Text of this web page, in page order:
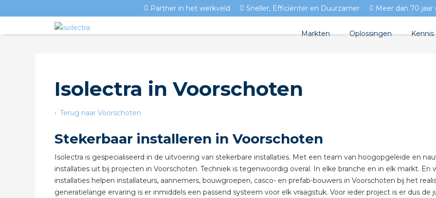
Isolectra in Voorschoten
Terug naar Voorschoten
Stekerbaar installeren in Voorschoten
Isolectra is gespecialiseerd in de uitvoering van stekerbare installaties. Met een team van hoogopgeleide en
installaties uit bij projecten in Voorschoten. Techniek is tegenwoordig overal. In elke branche en in elk markt. En
installaties helpen installateurs, aannemers, bouwgroepen, casco- en prefab-bouwers in Voorschoten bij het
generatielange ervaring is er inmiddels een passend systeem voor elk vraagstuk. Voor ieder project is er dus de
Partner in het werkveld Sneller, Efficiënter en Duurzamer Meer dan 70 jaar
Markten Oplossingen
Stekerbaar installeren
Stekerbaar installeren in
Kennis